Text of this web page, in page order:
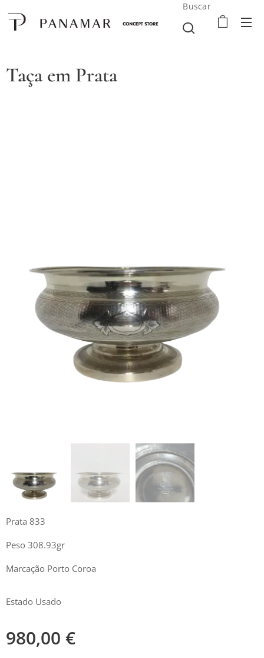
Buscar
Taça em Prata
Prata 833
Peso 308.93gr
Marcação Porto Coroa
Estado Usado
980,00 €